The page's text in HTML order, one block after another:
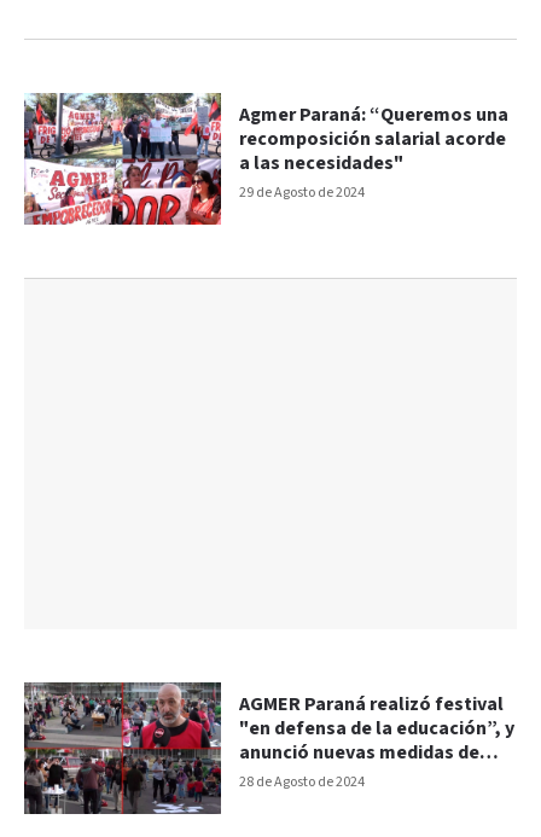
29 de Agosto de 2024
Agmer Paraná: “Queremos una
recomposición salarial acorde
a las necesidades"
28 de Agosto de 2024
AGMER Paraná realizó festival
"en defensa de la educación”, y
anunció nuevas medidas de
lucha